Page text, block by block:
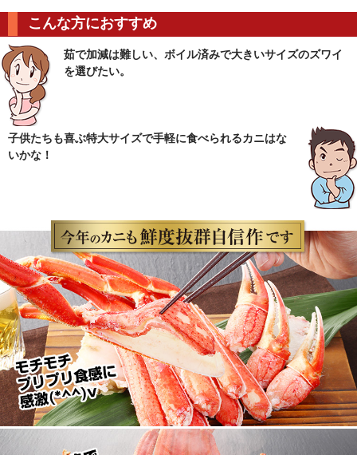
こんな方におすすめ
茹で加減は難しい、ボイル済みで大きいサイズのズワイ
を選びたい。
子供たちも喜ぶ特大サイズで手軽に食べられるカニはな
いかな！